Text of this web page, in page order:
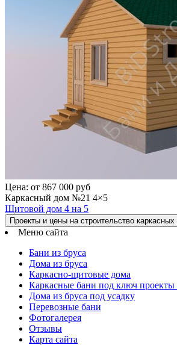
Цена: от 867 000 руб
Каркасный дом №21 4×5
Щитовой дом 4 на 5
Проекты и цены на строительство
Меню сайта
Бани из бруса
Дома из бруса
Каркасно-щитовые дома
Каркасные бани под ключ
Дома из бруса под усадку
Перевозные бани
Фотогалерея
Отзывы
Карта сайта